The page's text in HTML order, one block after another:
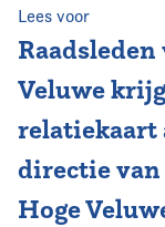
Lees voor
Veluwe
relatiekaart
directie van
Hoge